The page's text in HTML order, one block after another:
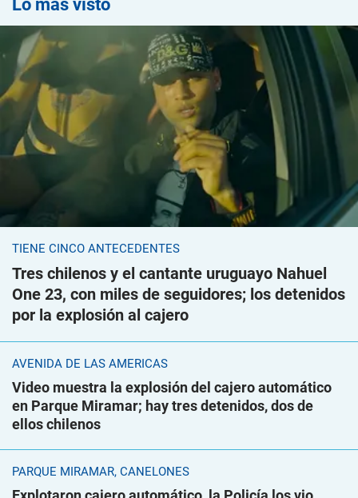
Lo más visto
TIENE CINCO ANTECEDENTES
Tres chilenos y el cantante uruguayo Nahuel
One 23, con miles de seguidores; los detenidos
por la explosión al cajero
AVENIDA DE LAS AMÉRICAS
Video muestra la explosión del cajero automático
en Parque Miramar; hay tres detenidos, dos de
ellos chilenos
PARQUE MIRAMAR, CANELONES